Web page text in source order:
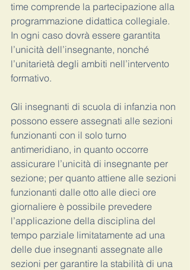
time comprende la partecipazione alla
programmazione didattica collegiale.
In ogni caso dovrà essere garantita
l’unicità dell’insegnante, nonché
l’unitarietà degli ambiti nell’intervento
formativo.
Gli insegnanti di scuola di infanzia non
possono essere assegnati alle sezioni
funzionanti con il solo turno
antimeridiano, in quanto occorre
assicurare l’unicità di insegnante per
sezione; per quanto attiene alle sezioni
funzionanti dalle otto alle dieci ore
giornaliere è possibile prevedere
l’applicazione della disciplina del
tempo parziale limitatamente ad una
delle due insegnanti assegnate alle
sezioni per garantire la stabilità di una